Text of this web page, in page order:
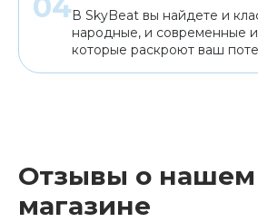
В SkyBeat вы найдете и
народные, и современные
которые раскроют ваш
Отзывы о нашем
магазине